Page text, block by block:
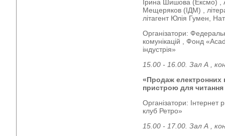
Ірина Шишова (Ексмо) ,
Мещеряков (ІДМ) ,
літагент Юлія Гумен,
Організатори:
комунікацій , Фонд
індустрія»
15.00 - 16.00. Зал А ,
«Продаж електронних
пристрою для читання
Організатори: Інтернет
клуб Ретро»
15.00 - 17.00. Зал А ,